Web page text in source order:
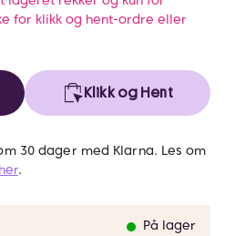
for klikk og hent-ordre eller
Klikk og Hent
30 dager med Klarna. Les om
her.
På lager